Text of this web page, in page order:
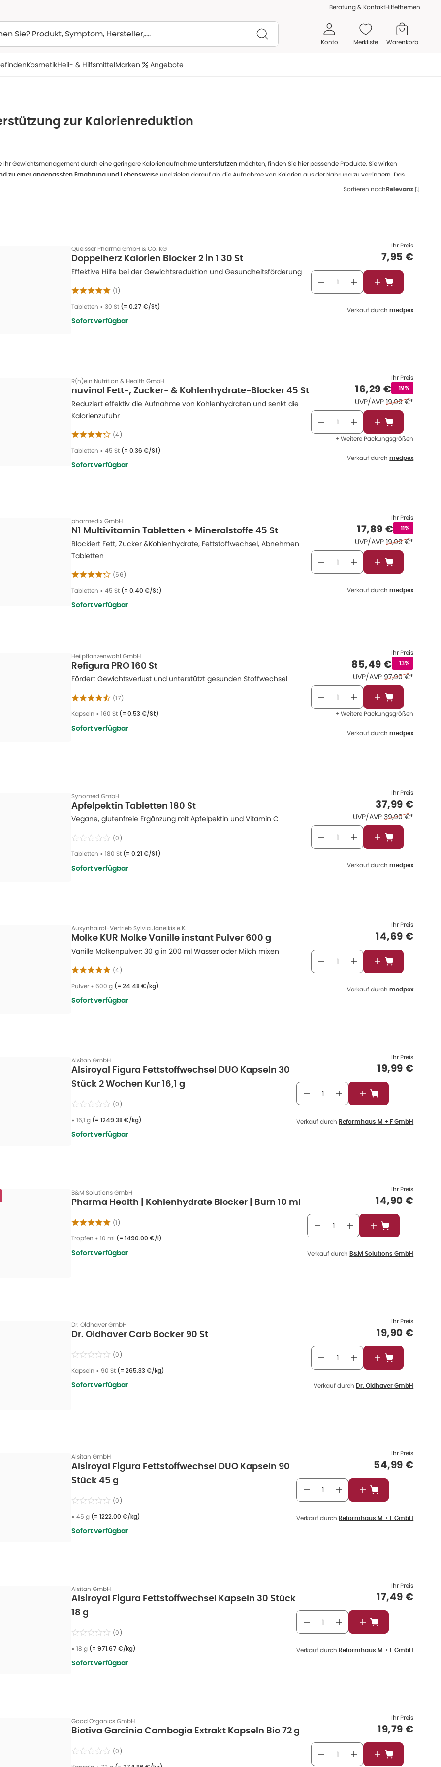
Beratung & KontaktHilfethemen
Konto Merkliste Warenkorb
KosmetikHeil- & HilfsmittelMarken Angebote
zur Kalorienreduktion
Ihr Gewichtsmanagement durch eine geringere Kalorienaufnahme unterstützen möchten, finden Sie hier passende Produkte. Sie wirken
zu einer angepassten Ernährung und Lebensweise und zielen darauf ab, die Aufnahme von Kalorien aus der Nahrung zu verringern. Das
Unterstützung: Produkte mit löslichen Ballaststoffen wie Apfelpektin können zu einem normalen Sättigungsgefühl beitragen.
Sie bei allen Produkten die Anwendungs- und Dosierungshinweise auf der Verpackung oder Packungsbeilage. Arzneimittel wie Orlistat sind nur
mit BMI ≥ 28 geeignet. Medizinprodukte und NEM ersetzen keine gesunde Ernährung.
Sortieren nachRelevanz
Queisser Pharma GmbH & Co. KG
Doppelherz Kalorien Blocker 2 in 1 30 St
Effektive Hilfe bei der Gewichtsreduktion und Gesundheitsförderung
(1)
Tabletten • 30 St (= 0.27 €/St)
Sofort verfügbar
Ihr Preis
7,95 €
In den
Verkauf durch medpex
R(h)ein Nutrition & Health GmbH
nuvinol Fett-, Zucker- & Kohlenhydrate-Blocker 45 St
Reduziert effektiv die Aufnahme von Kohlenhydraten und senkt die
Kalorienzufuhr
(4)
Tabletten • 45 St (= 0.36 €/St)
Sofort verfügbar
Ihr Preis
Verkaufspreis
16,29 €Rabattstempel
-19%
UVP/AVP Ehemaliger
19,99 €*
In den
+ Weitere Packungsgrößen
Verkauf durch medpex
pharmedix GmbH
N1 Multivitamin Tabletten + Mineralstoffe 45 St
Blockiert Fett, Zucker &Kohlenhydrate, Fettstoffwechsel, Abnehmen
Tabletten
(56)
Tabletten • 45 St (= 0.40 €/St)
Sofort verfügbar
Ihr Preis
Verkaufspreis
17,89 € -11%
UVP/AVP Ehemaliger
19,99 €*
In den
Verkauf durch medpex
Heilpflanzenwohl GmbH
Refigura PRO 160 St
Fördert Gewichtsverlust und unterstützt gesunden Stoffwechsel
(17)
Kapseln • 160 St (= 0.53 €/St)
Sofort verfügbar
Ihr Preis
Verkaufspreis
85,49 € -13%
UVP/AVP Ehemaliger Preis
97,90 €*
In den
+ Weitere Packungsgrößen
Verkauf durch medpex
Synomed GmbH
Apfelpektin Tabletten 180 St
Vegane, glutenfreie Ergänzung mit Apfelpektin und Vitamin C
(0)
Tabletten • 180 St (= 0.21 €/St)
Sofort verfügbar
Ihr Preis
37,99 €
UVP/AVP Ehemaliger Preis
39,90 €*
In den
Verkauf durch medpex
Auxynhairol-Vertrieb Sylvia Janeikis e.K.
Molke KUR Molke Vanille instant Pulver 600 g
Vanille Molkenpulver: 30 g in 200 ml Wasser oder Milch mixen
(4)
Pulver • 600 g (= 24.48 €/kg)
Sofort verfügbar
Ihr Preis
14,69 €
In den
Verkauf durch medpex
Alsitan GmbH
Alsiroyal Figura Fettstoffwechsel DUO Kapseln 30
Stück 2 Wochen Kur 16,1 g
(0)
• 16,1 g (= 1249.38 €/kg)
Sofort verfügbar
Ihr Preis
19,99 €
In den Warenkorb
Verkauf durch Reformhaus M + F GmbH
B&M Solutions GmbH
Pharma Health | Kohlenhydrate Blocker | Burn 10 ml
(1)
Tropfen • 10 ml (= 1490.00 €/l)
Sofort verfügbar
Ihr Preis
14,90 €
In den Warenkorb
Verkauf durch B&M Solutions GmbH
Dr. Oldhaver GmbH
Dr. Oldhaver Carb Bocker 90 St
(0)
Kapseln • 90 St (= 265.33 €/kg)
Sofort verfügbar
Ihr Preis
19,90 €
In den
Verkauf durch Dr. Oldhaver GmbH
Alsitan GmbH
Alsiroyal Figura Fettstoffwechsel DUO Kapseln 90
Stück 45 g
(0)
• 45 g (= 1222.00 €/kg)
Sofort verfügbar
Ihr Preis
54,99 €
In den Warenkorb
Verkauf durch Reformhaus M + F GmbH
Alsitan GmbH
Alsiroyal Figura Fettstoffwechsel Kapseln 30 Stück
18 g
(0)
• 18 g (= 971.67 €/kg)
Sofort verfügbar
Ihr Preis
17,49 €
In den Warenkorb
Verkauf durch Reformhaus M + F GmbH
Good Organics GmbH
Biotiva Garcinia Cambogia Extrakt Kapseln Bio 72 g
(0)
Ihr Preis
19,79 €
In den